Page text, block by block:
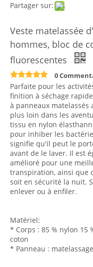
Partager sur:
Veste matelassée
hommes, bloc de
fluorescentes
0
Parfaite pour les
finition à séchage
à panneaux
plus loin dans les
tissu en nylon
pour inhiber les
signifie qu'il peut le
avant de le laver. Il est
amélioré pour une
transpiration, ainsi que
soit en sécurité la nuit.
enlever ou à enfiler.
Matériel:
* Corps : 85 % nylon 15
coton
* Panneau :